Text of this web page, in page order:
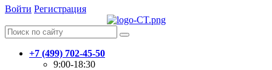
Войти Регистрация
+7 (499) 702-45-50
9:00-18:30